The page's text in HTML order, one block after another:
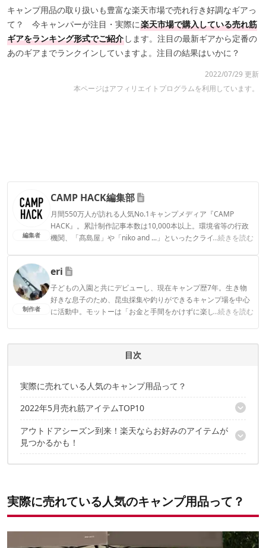
キャンプ用品の取り扱いも豊富な楽天市場で売れ行き好調なギアっ
て？ 今キャンパーが注目・実際に楽天市場で購入している売れ筋
ギアをランキング形式でご紹介 します。注目の最新ギアから定番の
あのギアまでランクインしていますよ。注目の結果はいかに？
2022/07/29 更新
本ページはアフィリエイトプログラムを利用しています。
編集者
CAMP HACK編集部
月間550万人が訪れる人気No.1キャンプメディア『CAMP
HACK』。累計制作記事本数は10,000本以上。環境省等の行政
機関、「髙島屋」や「niko and ...」といったクライアントとの
...続きを読む
CAMP HACK編集部のプロフィール
制作者
eri
子どもの入園と共にデビューし、現在キャンプ歴7年。生き物
好きな息子のため、昆虫採集や釣りができるキャンプ場を中心
に活動中。モットーは「お金と手間をかけずに楽しく！」とい
...続きを読む
目次
実際に売れている人気のキャンプ用品って？
2022年5月売れ筋アイテムTOP10
第10位：SOTO レギュレーターストーブ ST-310
第9位：コールマン インフィニティチェア
2WAY
第5位：コラプズ ウォータージャグ
第4位：シリコンシューズカバー
第3位：アンドデコ ワンタッチタープテント
第2位：タンスのゲン サンシェード付ポップアップテント
アウトドアシーズン到来！楽天ならお好みのアイテムが
見つかるかも！
実際に売れている人気のキャンプ用品って？